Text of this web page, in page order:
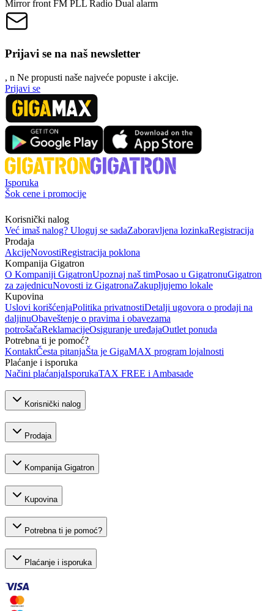
Mirror front FM PLL Radio Dual alarm
Prijavi se na naš newsletter
, n Ne propusti naše najveće popuste i akcije.
Prijavi se
Isporuka
Šok cene i promocije
Korisnički nalog
Već imaš nalog? Uloguj se sadaZaboravljena lozinkaRegistracija
Prodaja
AkcijeNovostiRegistracija poklona
Kompanija Gigatron
O Kompaniji GigatronUpoznaj naš timPosao u GigatronuGigatron
za zajednicuNovosti iz GigatronaZakupljujemo lokale
Kupovina
Uslovi korišćenjaPolitika privatnostiDetalji ugovora o prodaji na
daljinuObaveštenje o pravima i obavezama
potrošačaReklamacijeOsiguranje uređajaOutlet ponuda
Potrebna ti je pomoć?
KontaktČesta pitanjaŠta je GigaMAX program lojalnosti
Plaćanje i isporuka
Načini plaćanjaIsporukaTAX FREE i Ambasade
Korisnički nalog
Prodaja
Kompanija Gigatron
Kupovina
Potrebna ti je pomoć?
Plaćanje i isporuka